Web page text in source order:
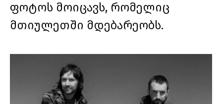
ფოტოს მოიცავს, რომელიც
მთიულეთში მდებარეობს.